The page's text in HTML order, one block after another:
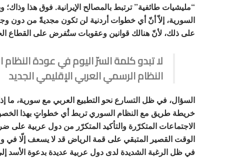
“مليشيات طائفية” ترتبط بالمصالح الإيرانية. فوق هذا وذاك؛
السورية، إلاّ أنّ أي خطوات أردنية لن تكون مجديةً من دون
على ذلك، لأنّ هنالك قوانين وعقوبات ستُفرض على القطاع
لا تبدو كلمة السرّ اليوم في عودة
النظام الرسمي العربي الإقليمي الجديد
السؤال، في ظل التسارع نحو التطبيع العربي مع سورية، ما
خريطة طريق مع النظام السوري تربط أي خطواتٍ بهذا
الاجتماعات المتكرّرة والتأكيد المتكرّر من دول عربية على
الوقت القصير المتبقي على قمة الرياض قد لا يسعف إلّا
في ظل الرغبة الشديدة لدى دول عربية عديدة بدعوة الأسد